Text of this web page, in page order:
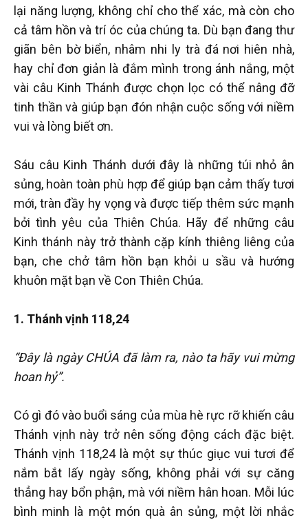
lại năng lượng, không chỉ cho thể xác, mà còn cho
cả tâm hồn và trí óc của chúng ta. Dù bạn đang thư
giãn bên bờ biển, nhâm nhi ly trà đá nơi hiên nhà,
hay chỉ đơn giản là đắm mình trong ánh nắng, một
vài câu Kinh Thánh được chọn lọc có thể nâng đỡ
tinh thần và giúp bạn đón nhận cuộc sống với niềm
vui và lòng biết ơn.
Sáu câu Kinh Thánh dưới đây là những túi nhỏ ân
sủng, hoàn toàn phù hợp để giúp bạn cảm thấy tươi
mới, tràn đầy hy vọng và được tiếp thêm sức mạnh
bởi tình yêu của Thiên Chúa. Hãy để những câu
Kinh thánh này trở thành cặp kính thiêng liêng của
bạn, che chở tâm hồn bạn khỏi u sầu và hướng
khuôn mặt bạn về Con Thiên Chúa.
1. Thánh vịnh 118,24
“Đây là ngày CHÚA đã làm ra, nào ta hãy vui mừng
hoan hỷ”.
Có gì đó vào buổi sáng của mùa hè rực rỡ khiến câu
Thánh vịnh này trở nên sống động cách đặc biệt.
Thánh vịnh 118,24 là một sự thúc giục vui tươi để
nắm bắt lấy ngày sống, không phải với sự căng
thẳng hay bổn phận, mà với niềm hân hoan. Mỗi lúc
bình minh là một món quà ân sủng, một lời nhắc